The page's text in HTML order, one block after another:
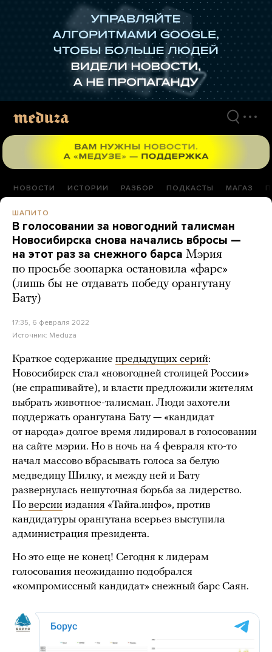
НОВОСТИ ИСТОРИИ РАЗБОР ПОДКАСТЫ МАГАЗ
ШАПИТО
В голосовании за новогодний талисман
Новосибирска снова начались вбросы —
на этот раз за снежного барса Мэрия
по просьбе зоопарка остановила «фарс»
(лишь бы не отдавать победу орангутану
Бату)
17:35, 6 февраля 2022
Источник: Meduza
Краткое содержание предыдущих серий:
Новосибирск стал «новогодней столицей России»
(не спрашивайте), и власти предложили жителям
выбрать животное-талисман. Люди захотели
поддержать орангутана Бату — «кандидат
от народа» долгое время лидировал в голосовании
на сайте мэрии. Но в ночь на 4 февраля кто-то
начал массово вбрасывать голоса за белую
медведицу Шилку, и между ней и Бату
развернулась нешуточная борьба за лидерство.
По версии издания «Тайга.инфо», против
кандидатуры орангутана всерьез выступила
администрация президента.
Но это еще не конец! Сегодня к лидерам
голосования неожиданно подобрался
«компромиссный кандидат» снежный барс Саян.